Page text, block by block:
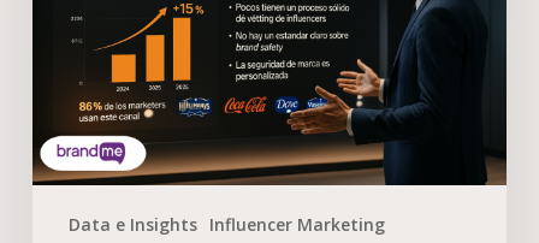
Data e Insights Influencer Marketing